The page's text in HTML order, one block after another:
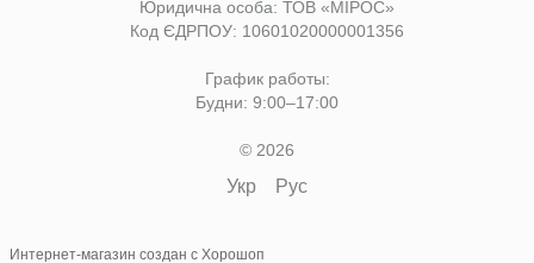
Юридична особа: ТОВ «МІРОС»
Код ЄДРПОУ: 10601020000001356
График работы:
Будни: 9:00–17:00
© 2026
Укр Рус
Интернет-магазин создан с Хорошоп